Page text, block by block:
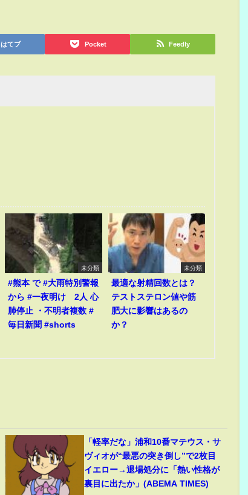
はてブ Pocket Feedly
未分類
#熊本 で #大雨特別警報
から #一夜明け 2人 心
肺停止 ・不明者複数 #
毎日新聞 #shorts
未分類
最適な射精回数とは？
テストステロン値や筋
肥大に影響はあるの
か？
「軽率だな」浦和10番マテウス・サ
ヴィオが“最悪の突き倒し”で2枚目
イエロー→退場処分に「熱い性格が
裏目に出たか」(ABEMA TIMES)